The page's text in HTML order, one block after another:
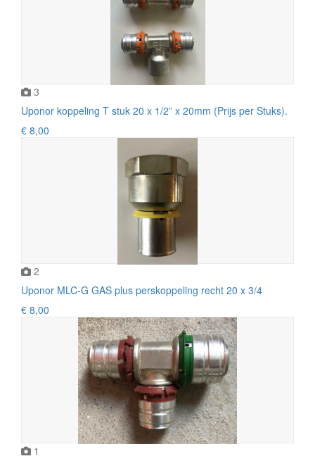
3
Uponor koppeling T stuk 20 x 1/2” x 20mm (Prijs per Stuks).
€ 8,00
2
Uponor MLC-G GAS plus perskoppeling recht 20 x 3/4
€ 8,00
1